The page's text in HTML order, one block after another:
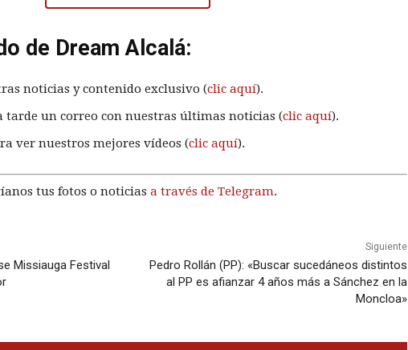
de Dream Alcalá:
noticias y contenido exclusivo (clic aquí).
tarde un correo con nuestras últimas noticias (clic aquí).
ver nuestros mejores vídeos (clic aquí).
tus fotos o noticias a través de Telegram.
Missiauga Festival
Siguiente
Pedro Rollán (PP): «Buscar sucedáneos distintos
al PP es afianzar 4 años más a Sánchez en la
Moncloa»